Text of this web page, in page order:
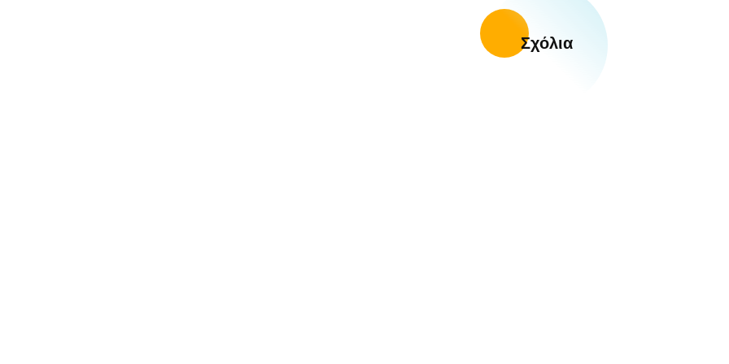
Σχόλια